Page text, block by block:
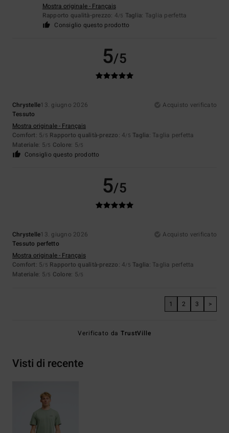
Mostra originale - Français
Rapporto qualità-prezzo: 4/5 Taglia: Taglia perfetta
Consiglio questo prodotto
5/5
Chrystelle13. giugno 2026
Acquisto verificato
Tessuto
Mostra originale - Français
Comfort: 5/5 Rapporto qualità-prezzo: 4/5 Taglia: Taglia perfetta
Materiale: 5/5 Colore: 5/5
Consiglio questo prodotto
5/5
Chrystelle13. giugno 2026
Acquisto verificato
Tessuto perfetto
Mostra originale - Français
Comfort: 5/5 Rapporto qualità-prezzo: 4/5 Taglia: Taglia perfetta
Materiale: 5/5 Colore: 5/5
1 2 3 >
Verificato daTrustVille
Visti di recente